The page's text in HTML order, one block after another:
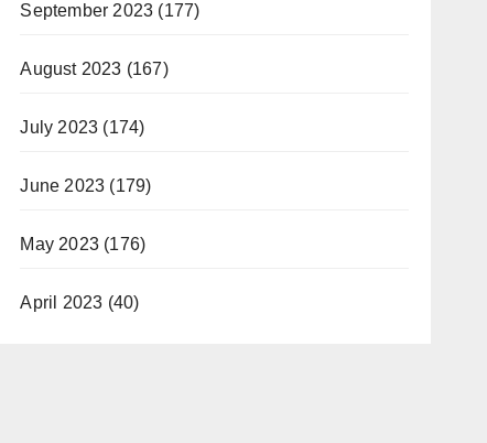
September 2023 (177)
August 2023 (167)
July 2023 (174)
June 2023 (179)
May 2023(176)
April 2023 (40)